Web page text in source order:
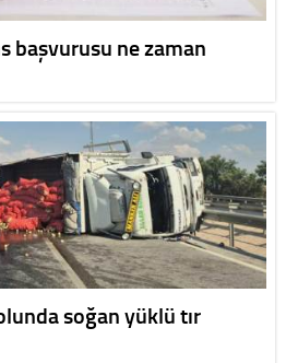
başvurusu ne zaman
soğan yüklü tır